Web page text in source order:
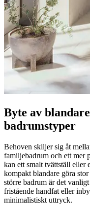
Byte av
badrumstyper
Behoven skiljer sig åt
familjebadrum och ett mer
kan ett smalt tvättställ eller
kompakt blandare göra
större badrum är det
fristående handfat eller
minimalistiskt uttryck.